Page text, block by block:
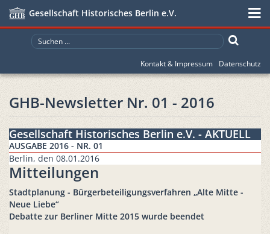
Gesellschaft Historisches Berlin e.V.
Kontakt & Impressum Datenschutz
GHB-Newsletter Nr. 01 - 2016
Gesellschaft Historisches Berlin e.V. - AKTUELL
AUSGABE 2016 - NR. 01
Berlin, den 08.01.2016
Mitteilungen
Stadtplanung - Bürgerbeteiligungsverfahren „Alte Mitte -
Neue Liebe“
Debatte zur Berliner Mitte 2015 wurde beendet